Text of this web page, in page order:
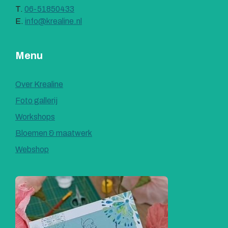
T. 06-51850433
E. info@krealine.nl
Menu
Over Krealine
Foto gallerij
Workshops
Bloemen & maatwerk
Webshop